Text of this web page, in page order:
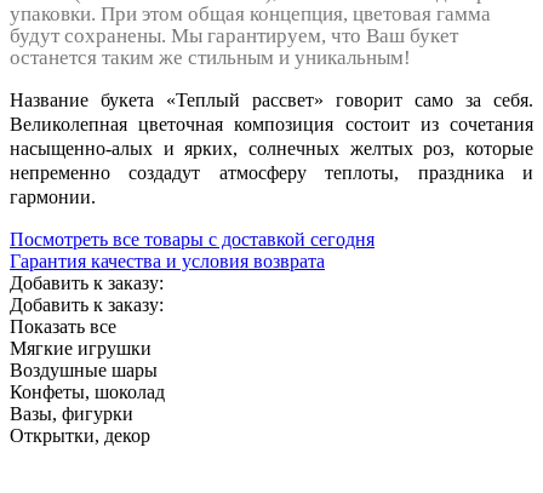
упаковки. При этом общая концепция, цветовая гамма
будут сохранены. Мы гарантируем, что Ваш букет
останется таким же стильным и уникальным!
Название букета «Теплый рассвет» говорит само за себя.
Великолепная цветочная композиция состоит из сочетания
насыщенно-алых и ярких, солнечных желтых роз, которые
непременно создадут атмосферу теплоты, праздника и
гармонии.
Посмотреть все товары с доставкой сегодня
Гарантия качества и условия возврата
Добавить к заказу:
Добавить к заказу:
Показать все
Мягкие игрушки
Воздушные шары
Конфеты, шоколад
Вазы, фигурки
Открытки, декор